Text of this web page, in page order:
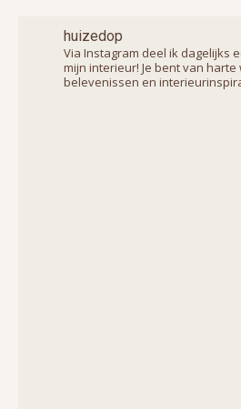
huizedop
Via Instagram deel ik dagelijks
mijn interieur! Je bent van harte
belevenissen en